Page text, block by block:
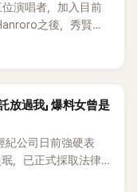
演唱者，加入目前
之後，秀賢已
成錄音。
放過我」 爆料女曾是
紀公司日前強硬表
，已正式採取法律
群平台公開爆料，反